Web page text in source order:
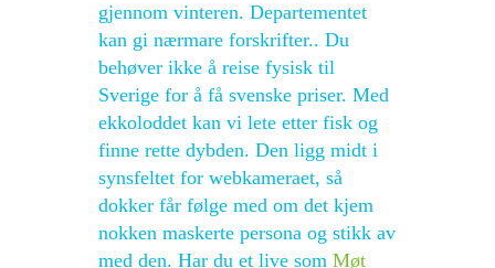
gjennom vinteren. Departementet
kan gi nærmare forskrifter.. Du
behøver ikke å reise fysisk til
Sverige for å få svenske priser. Med
ekkoloddet kan vi lete etter fisk og
finne rette dybden. Den ligg midt i
synsfeltet for webkameraet, så
dokker får følge med om det kjem
nokken maskerte persona og stikk av
med den. Har du et live som Møt